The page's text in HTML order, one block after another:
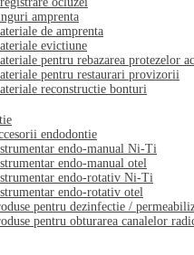
amprenta
de amprenta
evictiune
pentru rebazarea protezelor
pentru restaurari provizorii
reconstructie bonturi
endodontie
endo-manual Ni-Ti
endo-manual otel
endo-rotativ Ni-Ti
endo-rotativ otel
pentru dezinfectie /
pentru obturarea canalelor